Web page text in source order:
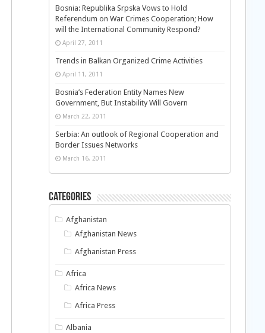
Bosnia: Republika Srpska Vows to Hold
Referendum on War Crimes Cooperation; How
will the International Community Respond?
April 27, 2011
Trends in Balkan Organized Crime Activities
April 11, 2011
Bosnia’s Federation Entity Names New
Government, But Instability Will Govern
March 22, 2011
Serbia: An outlook of Regional Cooperation and
Border Issues Networks
March 16, 2011
Categories
Afghanistan
Afghanistan News
Afghanistan Press
Africa
Africa News
Africa Press
Albania